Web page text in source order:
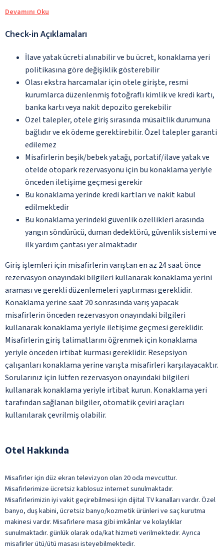
Devamını Oku
Check-in Açıklamaları
İlave yatak ücreti alınabilir ve bu ücret, konaklama yeri
politikasına göre değişiklik gösterebilir
Olası ekstra harcamalar için otele girişte, resmi
kurumlarca düzenlenmiş fotoğraflı kimlik ve kredi kartı,
banka kartı veya nakit depozito gerekebilir
Özel talepler, otele giriş sırasında müsaitlik durumuna
bağlıdır ve ek ödeme gerektirebilir. Özel talepler garanti
edilemez
Misafirlerin beşik/bebek yatağı, portatif/ilave yatak ve
otelde otopark rezervasyonu için bu konaklama yeriyle
önceden iletişime geçmesi gerekir
Bu konaklama yerinde kredi kartları ve nakit kabul
edilmektedir
Bu konaklama yerindeki güvenlik özellikleri arasında
yangın söndürücü, duman dedektörü, güvenlik sistemi ve
ilk yardım çantası yer almaktadır
Giriş işlemleri için misafirlerin varıştan en az 24 saat önce
rezervasyon onayındaki bilgileri kullanarak konaklama yerini
araması ve gerekli düzenlemeleri yaptırması gereklidir.
Konaklama yerine saat 20 sonrasında varış yapacak
misafirlerin önceden rezervasyon onayındaki bilgileri
kullanarak konaklama yeriyle iletişime geçmesi gereklidir.
Misafirlerin giriş talimatlarını öğrenmek için konaklama
yeriyle önceden irtibat kurması gereklidir. Resepsiyon
çalışanları konaklama yerine varışta misafirleri karşılayacaktır.
Sorularınız için lütfen rezervasyon onayındaki bilgileri
kullanarak konaklama yeriyle irtibat kurun. Konaklama yeri
tarafından sağlanan bilgiler, otomatik çeviri araçları
kullanılarak çevrilmiş olabilir.
Otel Hakkında
Misafirler için düz ekran televizyon olan 20 oda mevcuttur.
Misafirlerimize ücretsiz kablosuz internet sunulmaktadır.
Misafirlerimizin iyi vakit geçirebilmesi için dijital TV kanalları vardır. Özel
banyo, duş kabini, ücretsiz banyo/kozmetik ürünleri ve saç kurutma
makinesi vardır. Misafirlere masa gibi imkânlar ve kolaylıklar
sunulmaktadır. günlük olarak oda/kat hizmeti verilmektedir. Ayrıca
misafirler ütü/ütü masası isteyebilmektedir.